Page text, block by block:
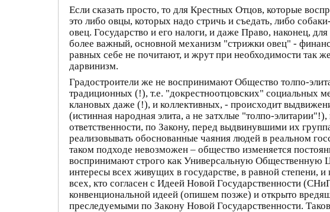
Если сказать просто, то для Крестных Отцов, которые
это либо овцы, которых надо стричь и съедать, либо
овец. Государство и его налоги, и даже Право, наконец,
более важный, основной механизм "стрижки овец" -
равных себе не почитают, и жрут при необходимости так
дарвинизм.
Градостроители же не воспринимают Общество толпо-
традиционных (!), т.е. "докрестноотцовских" социальных
клановых даже (!), и коллективных, - происходит
(истинная народная элита, а не затхлые "толпо-
ответственности, по Закону, перед выдвинувшими их
реализовывать обоснованные чаяния людей в реальном
таком подходе невозможен – общество изменяется
воспринимают строго как Универсальную Общественную
интересы всех живущих в государстве, в равной
всех, кто согласен с Идеей Новой Государственности
конвенциональной идеей (опишем позже) и открыто
преследуемыми по Закону Новой Государственности.